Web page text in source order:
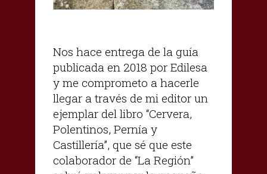
Nos hace entrega de la guía
publicada en 2018 por Edilesa
y me comprometo a hacerle
llegar a través de mi editor un
ejemplar del libro “Cervera,
Polentinos, Pernía y
Castillería”, que sé que este
colaborador de “La Región”